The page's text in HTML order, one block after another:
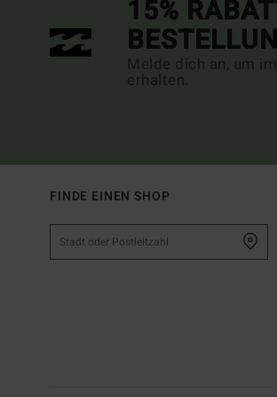
15%
Melde dich an, um
erhalten.
FINDE EINEN SHOP